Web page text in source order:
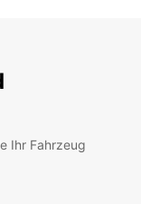
Ihr Fahrzeug